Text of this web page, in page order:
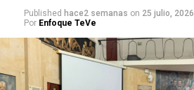
Published hace2 semanas on 25 julio, 2026
Por Enfoque TeVe